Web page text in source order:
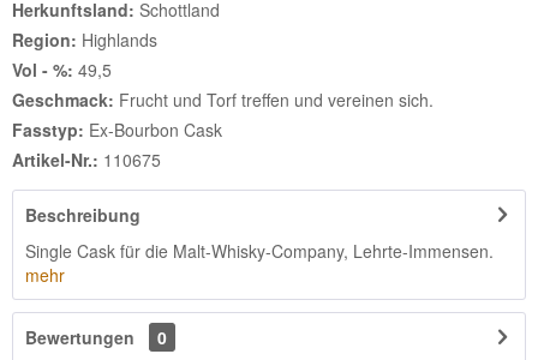
Herkunftsland: Schottland
Region: Highlands
Vol - %: 49,5
Geschmack: Frucht und Torf treffen und vereinen sich.
Fasstyp: Ex-Bourbon Cask
Artikel-Nr.: 110675
Beschreibung
Single Cask für die Malt-Whisky-Company, Lehrte-Immensen.
mehr
Bewertungen
0